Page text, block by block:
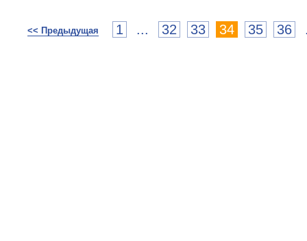
<< Предыдущая 1 ... 32 33 34 35 36